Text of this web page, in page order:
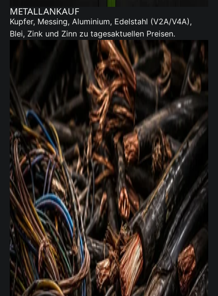
METALLANKAUF
Kupfer, Messing, Aluminium, Edelstahl (V2A/V4A),
Blei, Zink und Zinn zu tagesaktuellen Preisen.